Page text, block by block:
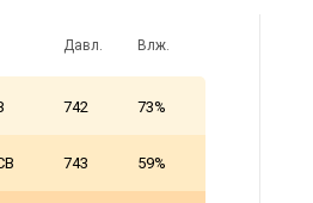
Давл. Влж.
742 73%
743 59%